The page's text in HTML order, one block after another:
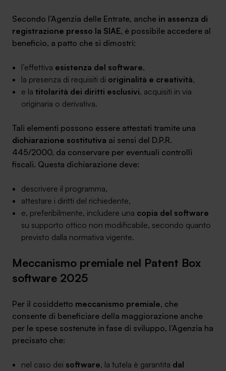
Secondo l’Agenzia delle Entrate, anche in assenza di
registrazione presso la SIAE, è possibile accedere al
beneficio, a patto che si dimostri:
l’effettiva esistenza del software,
la presenza di requisiti di originalità e creatività,
e la titolarità dei diritti esclusivi, acquisiti in via
originaria o derivativa.
Tali elementi possono essere attestati tramite una
dichiarazione sostitutiva ai sensi del D.P.R.
445/2000, da conservare per eventuali controlli
fiscali. Questa dichiarazione deve:
descrivere il programma,
attestare i diritti del richiedente,
e, preferibilmente, includere una copia del software
su supporto ottico non modificabile, secondo quanto
previsto dalla normativa vigente.
Meccanismo premiale nel Patent Box
software 2025
Per il cosiddetto meccanismo premiale, che
consente di beneficiare della maggiorazione anche
per le spese sostenute in fase di sviluppo, l’Agenzia ha
precisato che:
nel caso dei software, la tutela è garantita dal